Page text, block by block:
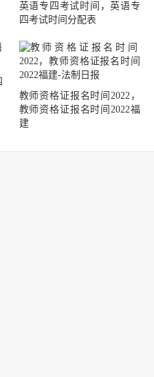
英语专四考试时间，英语专
四考试时间分配表
教师资格证报名时间2022，
教师资格证报名时间2022福
建